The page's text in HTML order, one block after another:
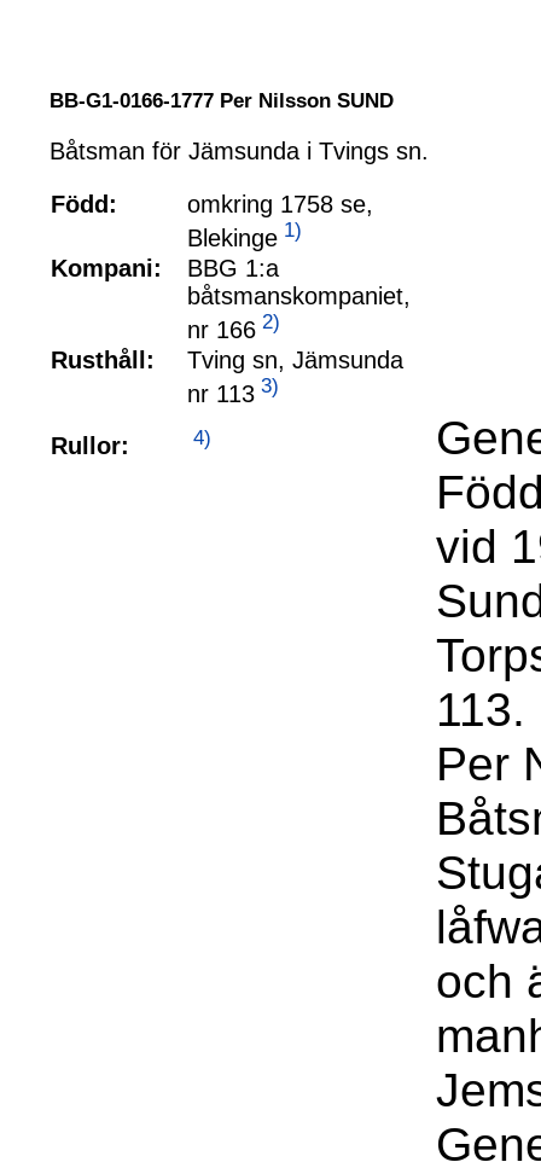
BB-G1-0166-1777 Per Nilsson SUND
Båtsman för Jämsunda i Tvings sn.
Född:
omkring 1758 se,
Blekinge 1)
Kompani:
BBG 1:a
båtsmanskompaniet,
nr 166 2)
Rusthåll:
Tving sn, Jämsunda
nr 113 3)
Rullor: 4)
vid
Per
och